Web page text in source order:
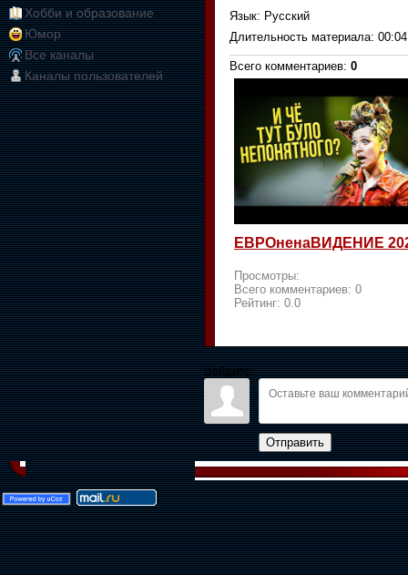
Хобби и образование
Юмор
Все каналы
Каналы пользователей
Язык: Русский
Длительность материала:
Всего комментариев: 0
ЕВРОненаВИДЕНИЕ
Просмотры:
Всего комментариев: 0
Рейтинг: 0.0
Войдите:
Отправить